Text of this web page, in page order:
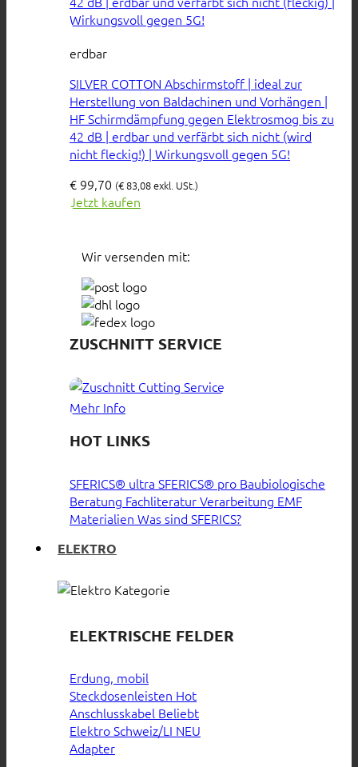
erdbar
SILVER COTTON Abschirmstoff | ideal zur
Herstellung von Baldachinen und Vorhängen |
HF Schirmdämpfung gegen Elektrosmog bis zu
42 dB | erdbar und verfärbt sich nicht (wird
nicht fleckig!) | Wirkungsvoll gegen 5G!
€ 99,70 (€83,08exkl. USt.)
Jetzt kaufen
Wir versenden mit:
ZUSCHNITT SERVICE
Mehr Info
HOT LINKS
SFERICS® ultra SFERICS® pro Baubiologische
Beratung FachliteraturVerarbeitung EMF
Materialien Was sind SFERICS?
ELEKTRO
ELEKTRISCHE FELDER
Erdung, mobil
Steckdosenleisten
Anschlusskabel
Elektro Schweiz/LI
Adapter